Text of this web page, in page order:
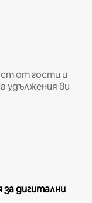
от гости и
удължения ви
дигитални